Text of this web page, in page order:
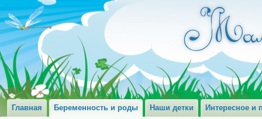
Главная Беременность и роды Наши детки Интересное и